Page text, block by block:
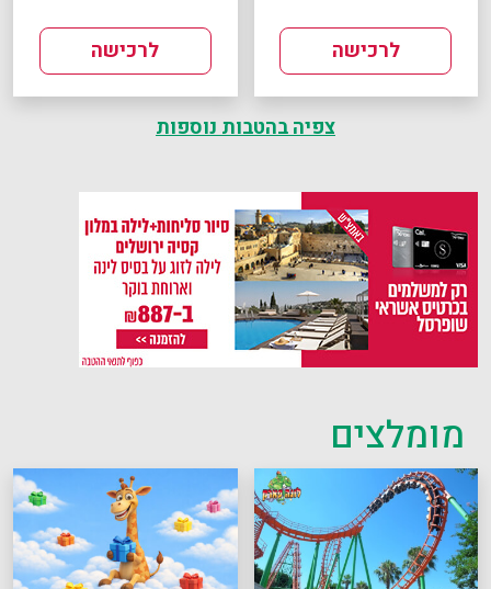
לרכישה לרכישה
צפיה בהטבות נוספות
מומלצים